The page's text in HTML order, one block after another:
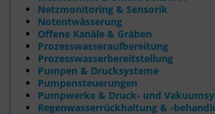
Netzmonitoring & Sensorik
Notentwässerung
Offene Kanäle & Gräben
Prozesswasseraufbereitung
Prozesswasserbereitstellung
Pumpen & Drucksysteme
Pumpensteuerungen
Pumpwerke & Druck- und
Regenwasserrückhaltung & -